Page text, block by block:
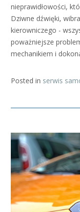
nieprawidłowości,
Dziwne dźwięki,
kierowniczego -
poważniejsze
mechanikiem i
Posted in serwis